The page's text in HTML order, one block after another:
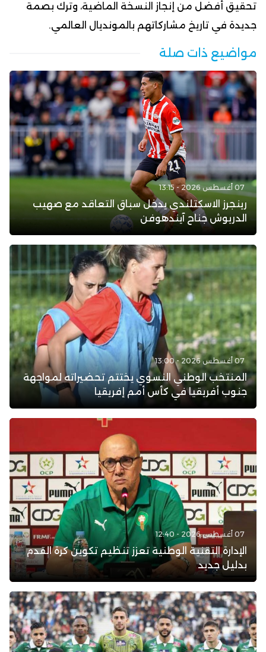
تحقيق أفضل من إنجاز النسخة الماضية، وترك بصمة
جديدة في تاريخ مشاركاتهم بالمونديال العالمي.
مواضيع ذات صلة
07 أغسطس 2026 - 13:15
رينجرز الاسكتلندي يدخل سباق التعاقد مع صهيب
الدريوش جناح آيندهوفن
07 أغسطس 2026 - 13:00
المنتخب الوطني النسوي يختتم تحضيراته لمواجهة
جنوب أفريقيا في كأس أمم إفريقيا
07 أغسطس 2026 - 12:40
الإدارة التقنية الوطنية تعزز تنظيم تكوين كرة القدم
بدليل جديد